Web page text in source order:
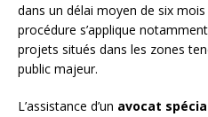
dans un délai moyen de six
procédure s’applique
projets situés dans les zones
public majeur.
L’assistance d’un avocat